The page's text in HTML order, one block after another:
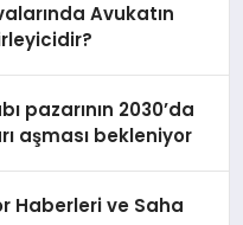
Avukatın
pazarının 2030’da
aşması bekleniyor
Haberleri ve Saha